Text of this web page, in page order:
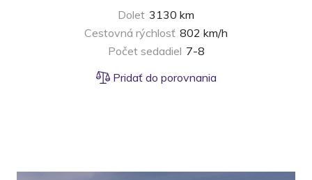
Dolet 3130 km
Cestovná rýchlosť 802 km/h
Počet sedadiel 7-8
Pridať do porovnania